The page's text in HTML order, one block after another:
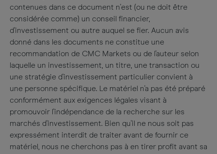
contenues dans ce document n'est (ou ne doit être
considérée comme) un conseil financier,
d'investissement ou autre auquel se fier. Aucun avis
donné dans les documents ne constitue une
recommandation de CMC Markets ou de l'auteur selon
laquelle un investissement, un titre, une transaction ou
une stratégie d'investissement particulier convient à
une personne spécifique. Le matériel n'a pas été préparé
conformément aux exigences légales visant à
promouvoir l'indépendance de la recherche sur les
marchés d'investissement. Bien qu'il ne nous soit pas
expressément interdit de traiter avant de fournir ce
matériel, nous ne cherchons pas à en tirer profit avant sa